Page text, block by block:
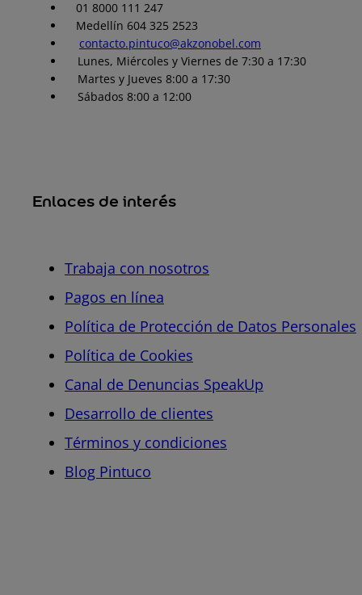
01 8000 111 247
Medellín 604 325 2523
contacto.pintuco@akzonobel.com
Lunes, Miércoles y Viernes de 7:30 a 17:30
Martes y Jueves 8:00 a 17:30
Sábados 8:00 a 12:00
Enlaces de interés
Trabaja con nosotros
Pagos en línea
Política de Protección de Datos Personales
Política de Cookies
Canal de Denuncias SpeakUp
Desarrollo de clientes
Términos y condiciones
Blog Pintuco